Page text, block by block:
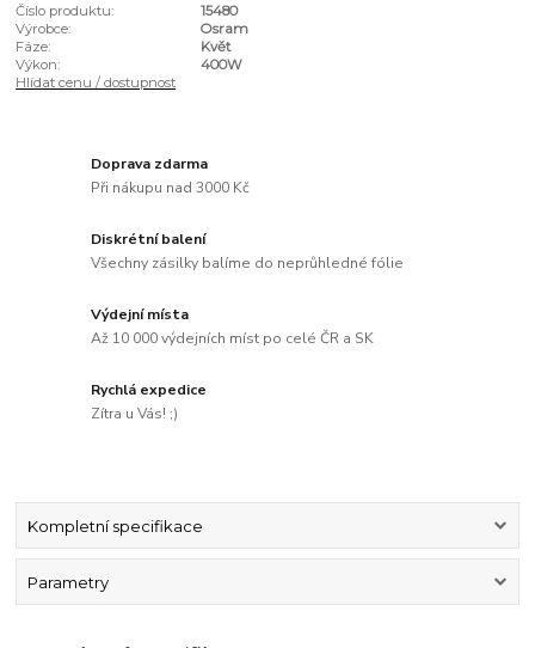
Číslo produktu:
15480
Výrobce:
Osram
Fáze:
Květ
Výkon:
400W
Hlídat cenu / dostupnost
Doprava zdarma
Při nákupu nad 3000 Kč
Diskrétní balení
Všechny zásilky balíme do neprůhledné fólie
Výdejní místa
Až 10 000 výdejních míst po celé ČR a SK
Rychlá expedice
Zítra u Vás! ;)
Kompletní specifikace
Parametry